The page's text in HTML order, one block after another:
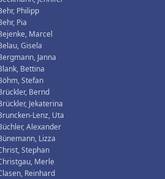
Philipp
Pia
Marcel
Gisela
Janna
Bettina
Stefan
Bernd
Jekaterina
Lenz, Uta
Alexander
Lizza
Stephan
Merle
Reinhard